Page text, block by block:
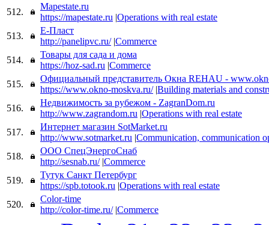
512.
Mapestate.ru
https://mapestate.ru |Operations with real estate
513.
Е-Пласт
http://panelipvc.ru/ |Commerce
514.
Товары для сада и дома
https://hoz-sad.ru |Commerce
515.
Официальный представитель Окна REHAU -
https://www.okno-moskva.ru/ |Building materials and
516.
Недвижимость за рубежом - ZagranDom.ru
http://www.zagrandom.ru |Operations with real estate
517.
Интернет магазин SotMarket.ru
http://www.sotmarket.ru |Communication, communication
518.
ООО СпецЭнергоСнаб
http://sesnab.ru/ |Commerce
519.
Тутук Санкт Петербург
https://spb.totook.ru |Operations with real estate
520.
Color-time
http://color-time.ru/ |Commerce